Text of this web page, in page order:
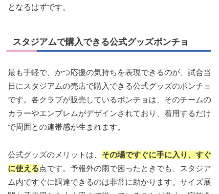
となるはずです。
スタジアムで購入できる公式グッズポンチョ
最も手軽で、かつ応援の気持ちを表現できるのが、試合当
日にスタジアムの売店で購入できる公式グッズのポンチョ
です。各クラブが販売しているポンチョは、そのチームの
カラーやエンブレムがデザインされており、着用するだけ
で周囲との連帯感が生まれます。
公式グッズのメリットは、 その場ですぐに手に入り、すぐ
に使える点です。予報外の雨で困ったときでも、スタジア
ム内ですぐに調達できるのは非常に助かります。サイズ展